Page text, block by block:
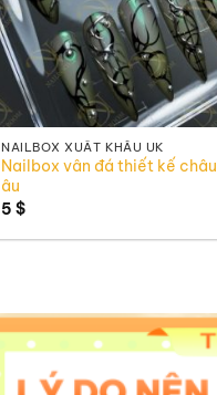
NAILBOX XUẤT KHẨU UK
Nailbox vân đá thiết kế châu
âu
5$